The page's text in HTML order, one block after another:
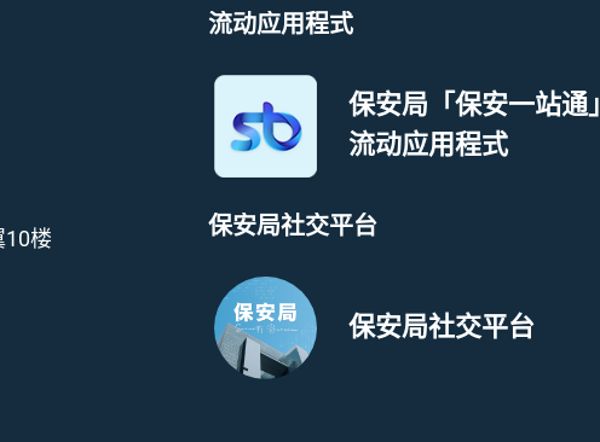
10楼
流动应用程式
保安局「保安一站通」
流动应用程式
保安局社交平台
保安局社交平台